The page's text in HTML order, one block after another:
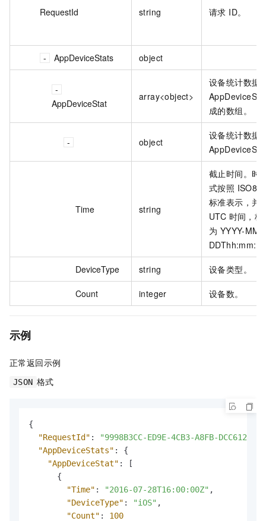
RequestId string 请求 ID。
AppDeviceStats object
AppDeviceStat
array<object>
设备统计数据
成的数组。
object
设备统计数据
Time string
截止时间。时
式按照
标准表示，并
UTC 时间，格
为 YYYY-MM-
DeviceType string 设备类型。
Count integer 设备数。
示例
正常返回示例
JSON 格式
{
"RequestId" :
"9998B3CC-ED9E-4CB3-A8FB-
"AppDeviceStats" :
{
"AppDeviceStat" :
[
{
"Time" : "2016-07-28T16:00:00Z" ,
"DeviceType" : "iOS" ,
"Count" :
100